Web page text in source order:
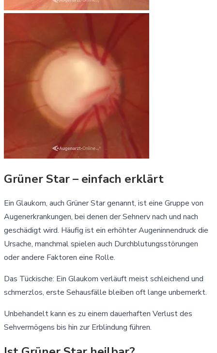
Grüner Star – einfach erklärt
Ein Glaukom, auch Grüner Star genannt, ist eine Gruppe von
Augenerkrankungen, bei denen der Sehnerv nach und nach
geschädigt wird. Häufig ist ein erhöhter Augeninnendruck die
Ursache, manchmal spielen auch Durchblutungsstörungen
oder andere Faktoren eine Rolle.
Das Tückische: Ein Glaukom verläuft meist schleichend und
schmerzlos, erste Sehausfälle bleiben oft lange unbemerkt.
Unbehandelt kann es zu einem dauerhaften Verlust des
Sehvermögens bis hin zur Erblindung führen.